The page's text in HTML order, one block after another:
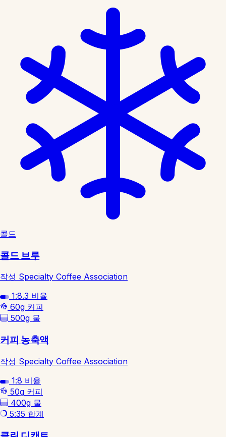
콜드
콜드 브루
작성 Specialty Coffee Association
1:8.3 비율
60g 커피
500g 물
커피 농축액
작성 Specialty Coffee Association
1:8 비율
50g 커피
400g 물
5:35 합계